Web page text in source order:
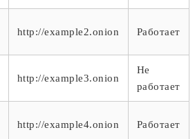
http://example2.onion Работает
http://example3.onion
Не
работает
http://example4.onion Работает